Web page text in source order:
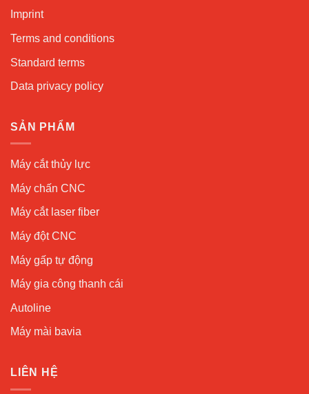
Imprint
Terms and conditions
Standard terms
Data privacy policy
SẢN PHẨM
Máy cắt thủy lực
Máy chấn CNC
Máy cắt laser fiber
Máy đột CNC
Máy gấp tự động
Máy gia công thanh cái
Autoline
Máy mài bavia
LIÊN HỆ